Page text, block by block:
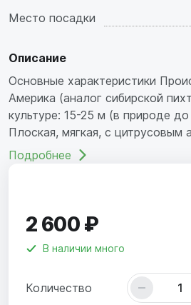
Место посадки
Описание
Основные характеристики
Америка (аналог сибирской
культуре: 15-25 м (в природе
Плоская, мягкая, с
Подробнее
2 600 ₽
В наличии много
Количество